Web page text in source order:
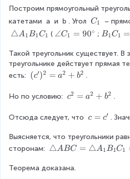
2
0
^
\
r
c
Построим прямоугольный
катетами a и b . Угол C
_
C1 –
\
ri
a
n
le
_
B
_
C
△A1B1C1 ( \
n
g
le
_
=
0
^
ci
∠C1 = 90∘ ; B
1
C
=
B1C1 =
Такой треугольник существует. В
треугольнике действует прямая
есть: (
)
2
a
^
+
(c′)2 = a2 + b2 .
Но по условию: c
2
a
^
+
c2 = a2 + b2 .
Отсюда следует, что c
c'
c = c′ .
Выясняется, что треугольники
сторонам: \
ri
△ABC = △A1B1C1
Теорема доказана.